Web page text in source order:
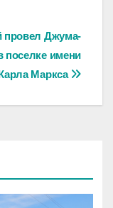
провел Джума-
поселке имени
Маркса